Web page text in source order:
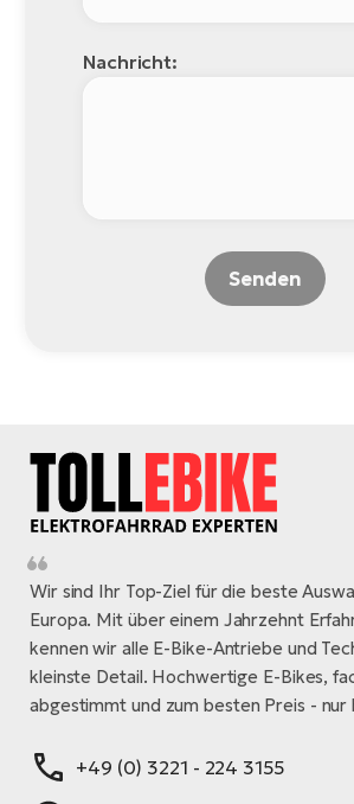
Nachricht:
Senden
Wir sind Ihr Top-Ziel für die beste
Europa. Mit über einem Jahrzehnt
kennen wir alle E-Bike-Antriebe und
kleinste Detail. Hochwertige E-Bikes,
abgestimmt und zum besten Preis - nur
+49 (0) 3221 - 224 3155